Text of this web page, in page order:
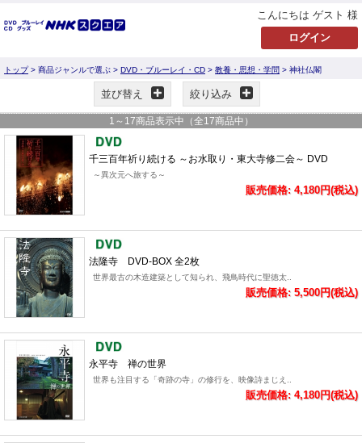
こんにちは ゲスト 様
トップ> 商品ジャンルで選ぶ > DVD・ブルーレイ・CD > 教養・思想・学問 > 神社仏閣
並び替え 絞り込み
1 ～ 17商品表示中（全17商品中）
千三百年祈り続ける ～お水取り・東大寺修二会～ DVD
～異次元へ旅する～
販売価格: 4,180円(税込)
法隆寺 DVD-BOX 全2枚
世界最古の木造建築として知られ、飛鳥時代に聖徳太..
販売価格: 5,500円(税込)
永平寺 禅の世界
世界も注目する「奇跡の寺」の修行を、映像詩まじえ..
販売価格: 4,180円(税込)